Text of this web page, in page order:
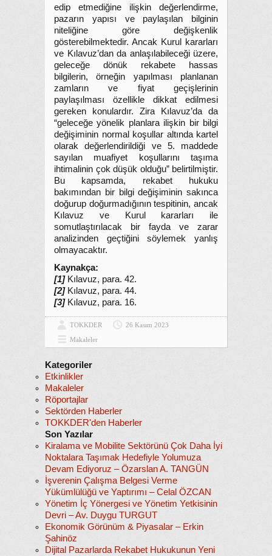
edip etmediğine ilişkin değerlendirme,
pazarın yapısı ve paylaşılan bilginin
niteliğine göre değişkenlik
gösterebilmektedir. Ancak Kurul kararları
ve Kılavuz’dan da anlaşılabileceği üzere,
geleceğe dönük rekabete hassas
bilgilerin, örneğin yapılması planlanan
zamların ve fiyat geçişlerinin
paylaşılması özellikle dikkat edilmesi
gereken konulardır. Zira Kılavuz’da da
“geleceğe yönelik planlara ilişkin bir bilgi
değişiminin normal koşullar altında kartel
olarak değerlendirildiği ve 5. maddede
sayılan muafiyet koşullarını taşıma
ihtimalinin çok düşük olduğu” belirtilmiştir.
Bu kapsamda, rekabet hukuku
bakımından bir bilgi değişiminin sakınca
doğurup doğurmadığının tespitinin, ancak
Kılavuz ve Kurul kararları ile
somutlaştırılacak bir fayda ve zarar
analizinden geçtiğini söylemek yanlış
olmayacaktır.
Kaynakça:
[1]Kılavuz, para. 42.
[2]Kılavuz, para. 44.
[3]Kılavuz, para. 16.
TOKKDER
26 Kasım 2023
Makaleler
Kategoriler
Etkinlikler
Makaleler
Röportajlar
Sektörden Haberler
TOKKDER'den Haberler
Son Yazılar
Kiralama ve Mobilite Sektörünü Çok Daha İyi
Noktalara Taşımak Hedefiyle Yolumuza
Devam Ediyoruz – Özarslan A. TANGÜN
İşverenin Çalışma Belgesi Verme
Yükümlülüğü ve Yaptırımı – Celal ÖZCAN
Yönetim İç Yönergesi ve Yönetim Yetkisinin
Devri – Av. Duygu TURGUT
Ekonomik Görünüm & Piyasalar – Erkin
Şahinöz
Dijital Pazarlarda Rekabet Hukukunun Yeni